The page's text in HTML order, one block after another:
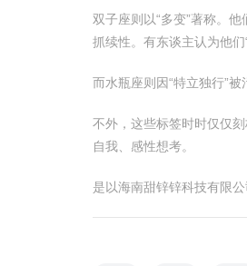
双子座则以“多变”著称。
抓续性。有东谈主认为他们
而水瓶座则因“特立独行”被
不外，这些标签时时仅仅
自我、感性想考。
是以海南甜锌锌科技有限